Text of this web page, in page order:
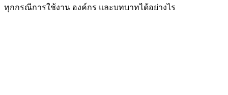
ทุกกรณีการใช้งาน องค์กร และบทบาทได้อย่างไร